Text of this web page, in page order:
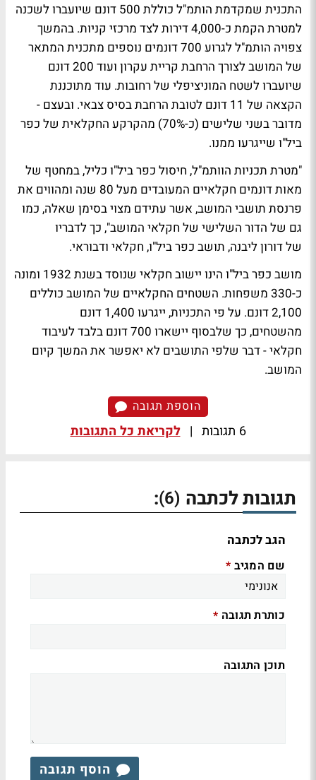
התכנית שמקדמת הותמ"ל כוללת 500 דונם שיועברו לשכנה
למטרת הקמת כ-4,000 דירות לצד מרכזי קניות. בהמשך
צפויה הותמ"ל לגרוע 700 דונמים נוספים מתכנית המתאר
של המושב לצורך הרחבת קריית עקרון ועוד 200 דונם
שיועברו לשטח המוניציפלי של רחובות. עוד מתוכננת
הקצאה של 11 דונם לטובת הרחבת בסיס צבאי. ובעצם -
מדובר בשני שלישים (כ-70%) מהקרקע החקלאית של כפר
ביל"ו שייגרעו ממנו.
"מטרת תכניות הוותמ"ל, חיסול כפר ביל"ו כליל, במחטף של
מאות דונמים חקלאיים המעובדים מעל 80 שנה ומהווים את
פרנסת תושבי המושב, אשר עתידם מצוי בסימן שאלה, כמו
גם של הדור השלישי של חקלאי המושב", כך לדבריו
של דורון ליבנה, תושב כפר ביל"ו, חקלאי ודבוראי.
מושב כפר ביל"ו הינו יישוב חקלאי שנוסד בשנת 1932 ומונה
כ-330 משפחות. השטחים החקלאיים של המושב כוללים
2,100 דונם. על פי התכניות, ייגרעו 1,400 דונם
מהשטחים, כך שלבסוף יישארו 700 דונם בלבד לעיבוד
חקלאי - דבר שלפי התושבים לא יאפשר את המשך קיום
המושב.
הוספת תגובה
6 תגובות | לקריאת כל התגובות
תגובות לכתבה (6)
:
הגב לכתבה
שם המגיב *
כותרת תגובה *
תוכן התגובה
הוסף תגובה